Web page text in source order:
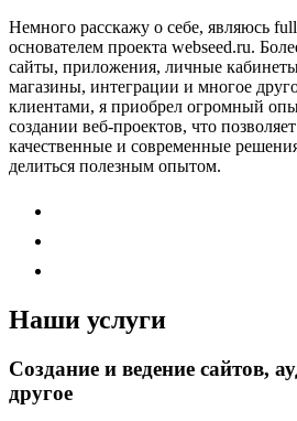
Немного расскажу о себе, являюсь
основателем проекта webseed.ru.
сайты, приложения, личные
магазины, интеграции и многое
клиентами, я приобрел огромный
создании веб-проектов, что
качественные и современные
делиться полезным опытом.
Наши услуги
Создание и ведение сайтов,
другое